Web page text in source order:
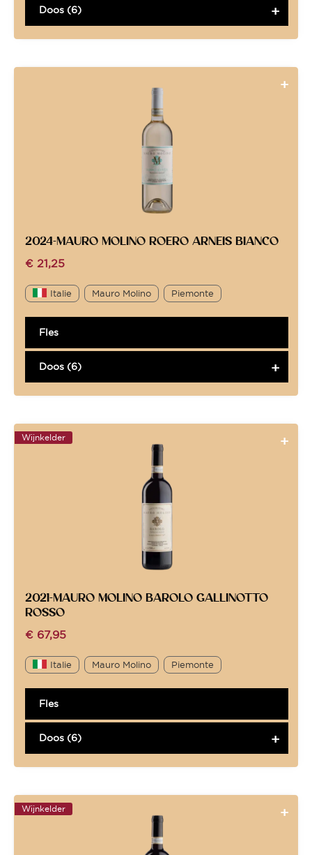
Doos (6)
2024-MAURO MOLINO ROERO ARNEIS BIANCO
€ 21,25
Italie Mauro Molino Piemonte
Fles
Doos (6)
Wijnkelder
2021-MAURO MOLINO BAROLO GALLINOTTO
ROSSO
€ 67,95
Italie Mauro Molino Piemonte
Fles
Doos (6)
Wijnkelder